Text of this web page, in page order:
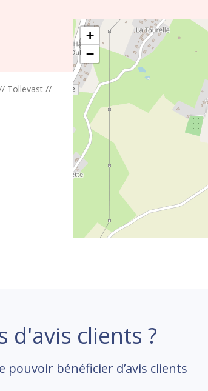
+
−
Tollevast //
d'avis clients ?
pouvoir bénéficier d’avis clients